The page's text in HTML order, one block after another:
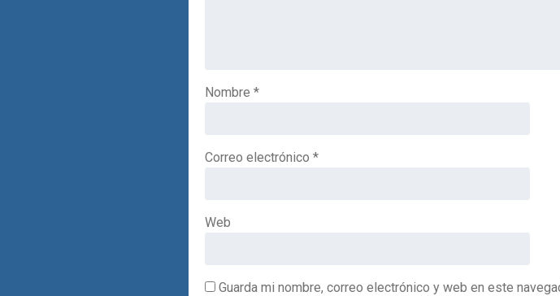
Nombre *
Correo electrónico *
Web
Guarda mi nombre, correo electrónico y web en este